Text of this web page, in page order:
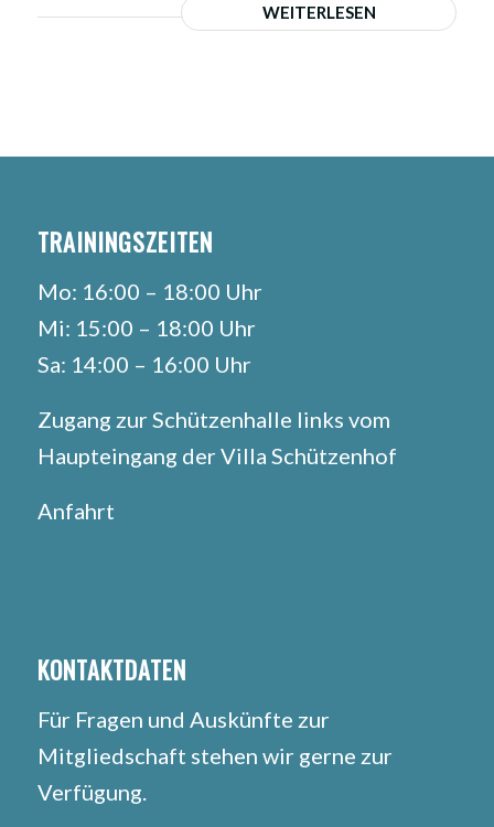
WEITERLESEN
TRAININGSZEITEN
Mo: 16:00 – 18:00 Uhr
Mi: 15:00 – 18:00 Uhr
Sa: 14:00 – 16:00 Uhr
Zugang zur Schützenhalle links vom
Haupteingang der Villa Schützenhof
Anfahrt
KONTAKTDATEN
Für Fragen und Auskünfte zur
Mitgliedschaft stehen wir gerne zur
Verfügung.